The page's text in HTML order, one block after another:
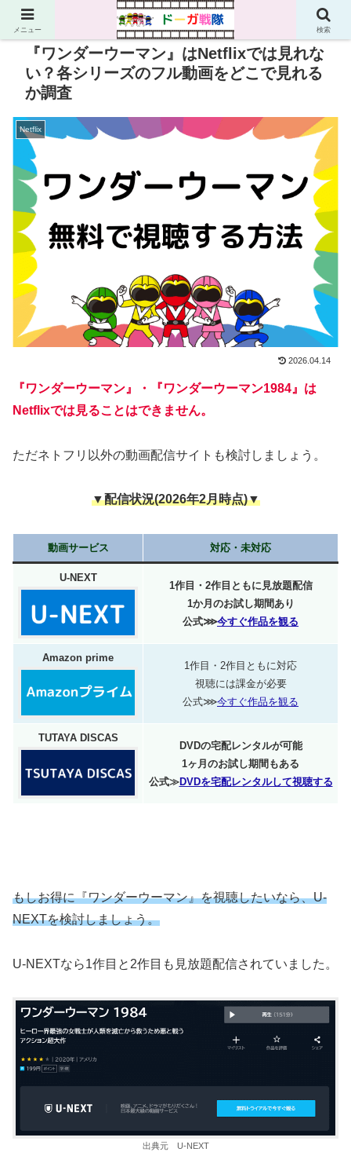
PR
『ワンダーウーマン』はNetflixでは見れな
い？各シリーズのフル動画をどこで見れる
か調査
Netflix
2026.04.14
『ワンダーウーマン』・『ワンダーウーマン1984』は
Netflixでは見ることはできません。
ただネトフリ以外の動画配信サイトも検討しましょう。
▼配信状況(2026年2月時点)▼
動画サービス 対応・未対応
U-NEXT
1作目・2作目ともに見放題配信
1か月のお試し期間あり
公式⋙今すぐ作品を観る
Amazon prime
1作目・2作目ともに対応
視聴には課金が必要
公式⋙今すぐ作品を観る
TUTAYA DISCAS
DVDの宅配レンタルが可能
1ヶ月のお試し期間もある
公式≫DVDを宅配レンタルして視聴する
もしお得に『ワンダーウーマン』を視聴したいなら、U-
NEXTを検討しましょう。
U-NEXTなら1作目と2作目も見放題配信されていました。
出典元 U-NEXT
メニュー 検索